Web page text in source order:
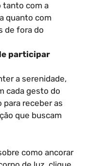
tanto com a
quanto com
de fora do
participar
a serenidade,
cada gesto do
receber as
que buscam
como ancorar